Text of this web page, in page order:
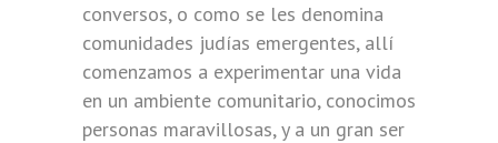
conversos, o como se les denomina
comunidades judías emergentes, allí
comenzamos a experimentar una vida
en un ambiente comunitario, conocimos
personas maravillosas, y a un gran ser